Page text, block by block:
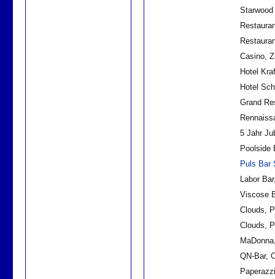
Casino,
Hotel
Hotel
Grand
5 Jahr
Poolside
Puls
Labor
Viscose
Clouds,
Clouds,
QN-Bar,